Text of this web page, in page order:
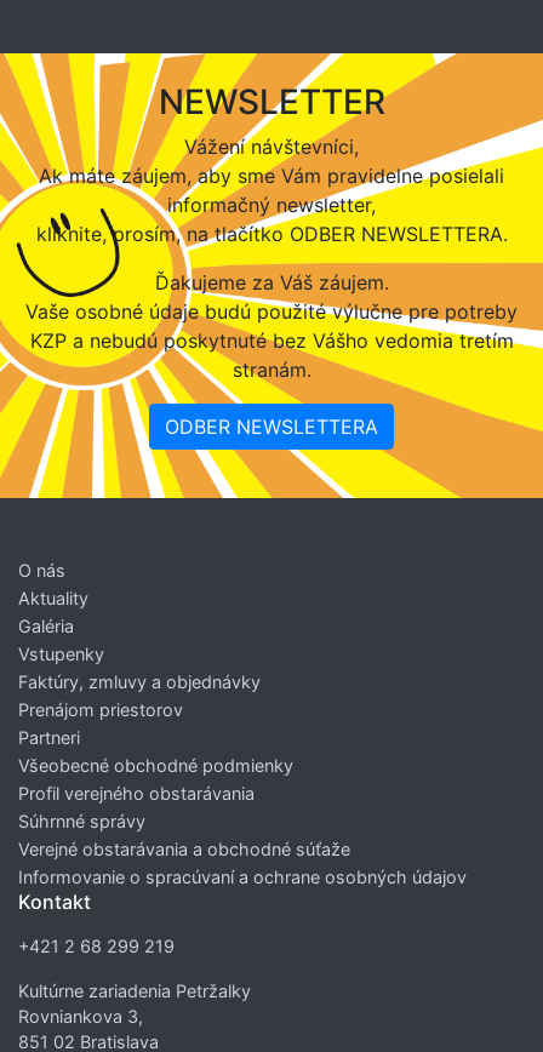
NEWSLETTER
Vážení návštevníci,
Ak máte záujem, aby sme Vám pravidelne posielali
informačný newsletter,
kliknite, prosím, na tlačítko ODBER NEWSLETTERA.
Ďakujeme za Váš záujem.
Vaše osobné údaje budú použité výlučne pre potreby
KZP a nebudú poskytnuté bez Vášho vedomia tretím
stranám.
ODBER NEWSLETTERA
O nás
Aktuality
Galéria
Vstupenky
Faktúry, zmluvy a objednávky
Prenájom priestorov
Partneri
Všeobecné obchodné podmienky
Profil verejného obstarávania
Súhrnné správy
Verejné obstarávania a obchodné súťaže
Informovanie o spracúvaní a ochrane osobných údajov
Kontakt
+421 2 68 299 219
Kultúrne zariadenia Petržalky
Rovniankova 3,
851 02 Bratislava